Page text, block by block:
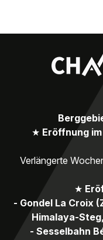
★ Eröffnung
Verlängerte
★
- Gondel La Croix
Himalaya-
- Sesselbahn